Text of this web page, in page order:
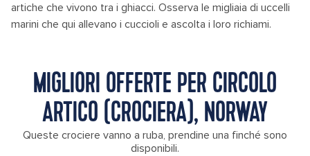
artiche che vivono tra i ghiacci. Osserva le migliaia di uccelli
marini che qui allevano i cuccioli e ascolta i loro richiami.
MIGLIORI OFFERTE PER CIRCOLO
ARTICO (CROCIERA), NORWAY
Queste crociere vanno a ruba, prendine una finché sono
disponibili.